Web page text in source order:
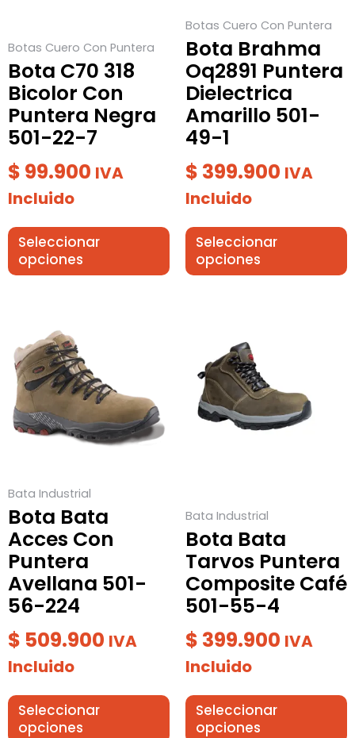
Botas Cuero Con Puntera
Bota C70 318
Bicolor Con
Puntera Negra
501-22-7
$ 99.900 IVA
Incluido
Seleccionar
opciones
elegir
en
la
página
de
producto
Botas Cuero Con Puntera
Bota Brahma
Oq2891 Puntera
Dielectrica
Amarillo 501-
49-1
$ 399.900 IVA
Incluido
Seleccionar
opciones
pueden
elegir
en
la
página
de
producto
Bata Industrial
Bota Bata
Acces Con
Puntera
Avellana 501-
56-224
$ 509.900 IVA
Incluido
Seleccionar
opciones
producto
tiene
múltiples
variantes.
Las
pueden
elegir
en
la
página
de
producto
Bata Industrial
Bota Bata
Tarvos Puntera
Composite Café
501-55-4
$ 399.900 IVA
Incluido
Seleccionar
opciones
producto
tiene
múltiples
variantes.
elegir
en
la
página
de
producto